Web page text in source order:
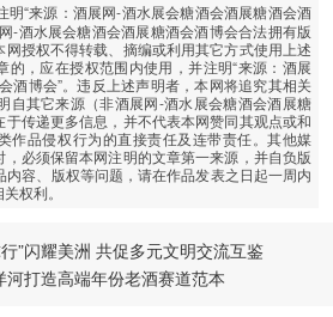
明“来源：酒展网-酒水展会糖酒会酒展糖酒会酒
-酒水展会糖酒会酒展糖酒会酒博会合法拥有版
授权不得转载、摘编或利用其它方式使用上述
的，应在授权范围内使用，并注明“来源：酒展
酒博会”。违反上述声明者，本网将追究其相关
自其它来源（非酒展网-酒水展会糖酒会酒展糖
传递更多信息，并不代表本网赞同其观点或和
作品侵权行为的直接责任及连带责任。其他媒
必须保留本网注明的文章第一来源，并自负版
容、版权等问题，请在作品发表之日起一周内
权利。
”闪耀美洲 共促多元文明交流互鉴
河打造高端年份老酒赛道范本